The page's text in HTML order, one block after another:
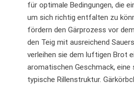
für optimale Bedingungen, die
um sich richtig entfalten zu
fördern den Gärprozess vor
den Teig mit ausreichend
verleihen sie dem luftigen Brot
aromatischen Geschmack, eine
typische Rillenstruktur.